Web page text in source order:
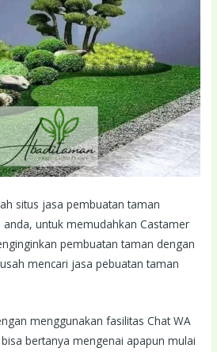
situs jasa pembuatan taman
untuk memudahkan Castamer
pembuatan taman dengan
mencari jasa pebuatan taman
menggunakan fasilitas Chat WA
bertanya mengenai apapun mulai